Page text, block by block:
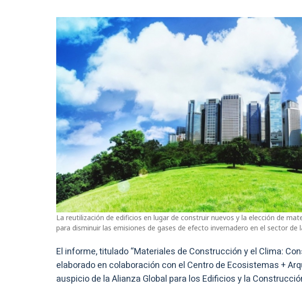
La reutilización de edificios en lugar de construir nuevos y la elección de
para disminuir las emisiones de gases de efecto invernadero en el sector de
El informe, titulado “Materiales de Construcción y el Clima:
elaborado en colaboración con el Centro de Ecosistemas +
auspicio de la Alianza Global para los Edificios y la